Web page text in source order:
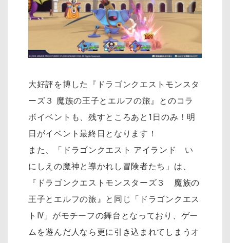
大好評を博した『ドラゴンクエストモンスタ
ーズ３ 魔族の王子とエルフの旅』とのコラ
ボイベントも、残すところあと1日のみ！明
日がイベント最終日となります！
また、「ドラゴンクエスト アイランド い
にしえの魔神と導かれし冒険者たち」は、
『ドラゴンクエストモンスターズ３ 魔族の
王子とエルフの旅』と同じ「ドラゴンクエス
トⅣ」がモチーフの舞台となっており、ゲー
ムを遊んだ人なら更に引き込まれてしまうオ